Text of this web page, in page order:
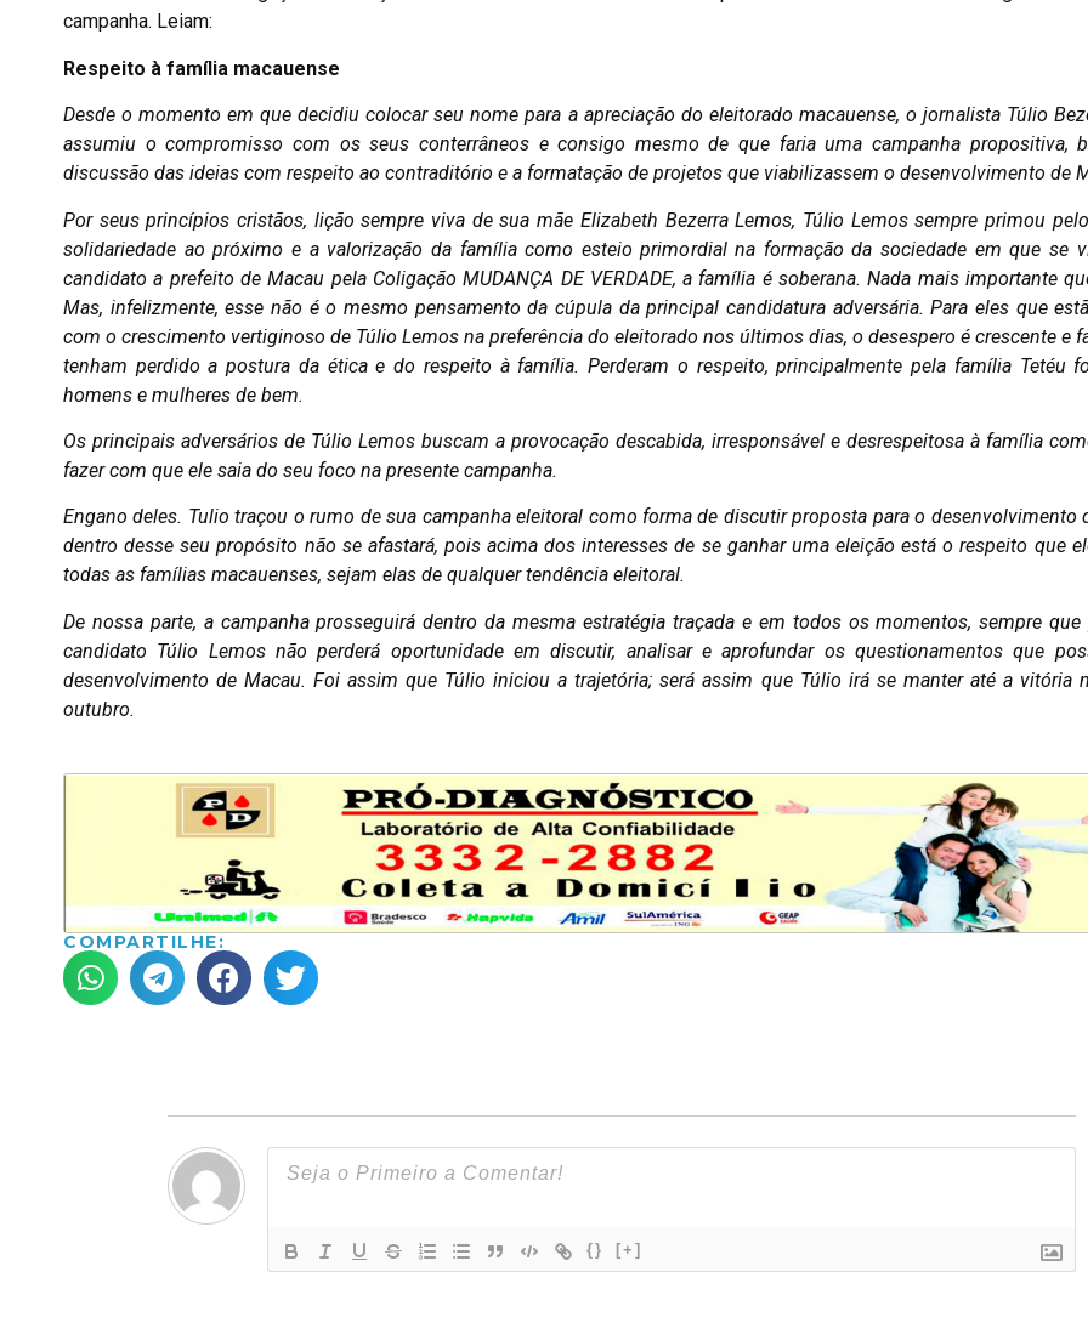
campanha. Leiam:
Respeito à família macauense
Desde o momento em que decidiu colocar seu nome para a apreciação do eleitorado macauense, o jornalista Túlio
assumiu o compromisso com os seus conterrâneos e consigo mesmo de que faria uma campanha propositiva,
discussão das ideias com respeito ao contraditório e a formatação de projetos que viabilizassem o desenvolvimento de
Por seus princípios cristãos, lição sempre viva de sua mãe Elizabeth Bezerra Lemos, Túlio Lemos sempre primou
solidariedade ao próximo e a valorização da família como esteio primordial na formação da sociedade em que se
candidato a prefeito de Macau pela Coligação MUDANÇA DE VERDADE, a família é soberana. Nada mais importante
Mas, infelizmente, esse não é o mesmo pensamento da cúpula da principal candidatura adversária. Para eles que
com o crescimento vertiginoso de Túlio Lemos na preferência do eleitorado nos últimos dias, o desespero é crescente e
tenham perdido a postura da ética e do respeito à família. Perderam o respeito, principalmente pela família Tetéu
homens e mulheres de bem.
Os principais adversários de Túlio Lemos buscam a provocação descabida, irresponsável e desrespeitosa à família
fazer com que ele saia do seu foco na presente campanha.
Engano deles. Tulio traçou o rumo de sua campanha eleitoral como forma de discutir proposta para o desenvolvimento
dentro desse seu propósito não se afastará, pois acima dos interesses de se ganhar uma eleição está o respeito que
todas as famílias macauenses, sejam elas de qualquer tendência eleitoral.
De nossa parte, a campanha prosseguirá dentro da mesma estratégia traçada e em todos os momentos, sempre
candidato Túlio Lemos não perderá oportunidade em discutir, analisar e aprofundar os questionamentos que
desenvolvimento de Macau. Foi assim que Túlio iniciou a trajetória; será assim que Túlio irá se manter até a vitória
outubro.
COMPARTILHE:
{} [+]